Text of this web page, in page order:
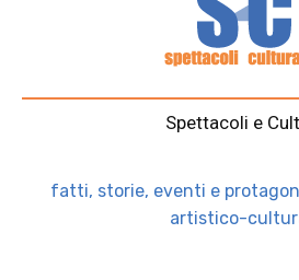
Spettacoli e
fatti, storie, eventi e
artistico-